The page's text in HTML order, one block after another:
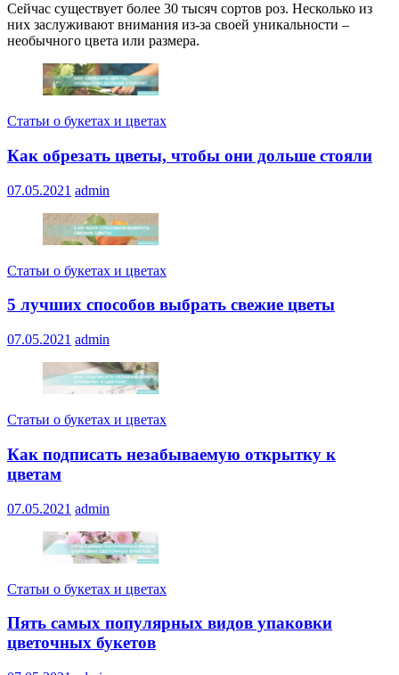
Сейчас существует более 30 тысяч сортов роз. Несколько из
них заслуживают внимания из-за своей уникальности –
необычного цвета или размера.
Статьи о букетах и цветах
Как обрезать цветы, чтобы они дольше стояли
07.05.2021 admin
Статьи о букетах и цветах
5 лучших способов выбрать свежие цветы
07.05.2021 admin
Статьи о букетах и цветах
Как подписать незабываемую открытку к
цветам
07.05.2021 admin
Статьи о букетах и цветах
Пять самых популярных видов упаковки
цветочных букетов